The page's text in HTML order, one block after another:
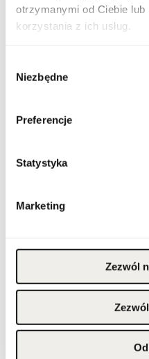
otrzymanymi od Ciebie
korzystania z ich usług.
zgody
Niezbędne
Preferencje
Statystyka
Marketing
Zezwól